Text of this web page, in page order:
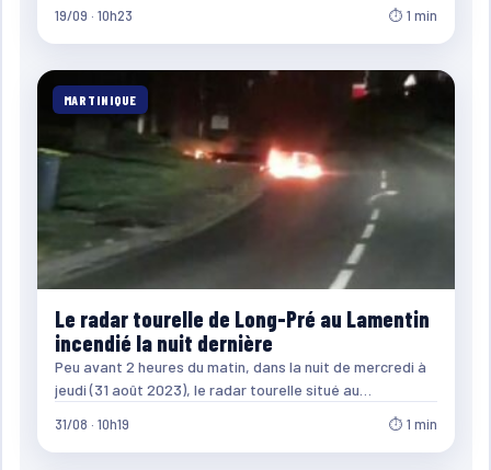
19/09 · 10h23 ⏱ 1 min
MARTINIQUE
Le radar tourelle de Long-Pré au Lamentin
incendié la nuit dernière
Peu avant 2 heures du matin, dans la nuit de mercredi à
jeudi (31 août 2023), le radar tourelle situé au…
31/08 · 10h19 ⏱ 1 min